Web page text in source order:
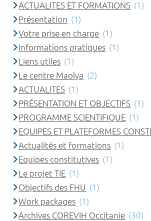
ACTUALITES ET FORMATIONS (1)
Présentation (1)
Votre prise en charge (1)
Informations pratiques (1)
Liens utiles (1)
Le centre Maolya (2)
ACTUALITES (1)
PRÉSENTATION ET OBJECTIFS (1)
PROGRAMME SCIENTIFIQUE (1)
EQUIPES ET PLATEFORMES
Actualités et formations (1)
Equipes constitutives (1)
Le projet TIE (1)
Objectifs des FHU (1)
Work packages (1)
Archives COREVIH Occitanie (30)